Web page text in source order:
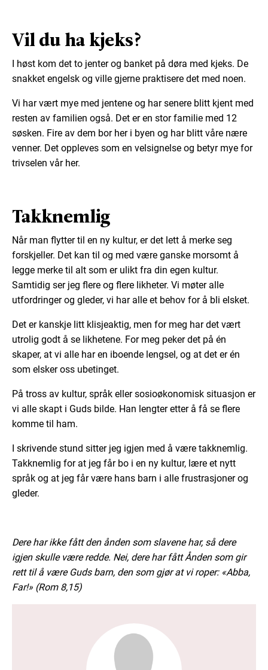
Vil du ha kjeks?
I høst kom det to jenter og banket på døra med kjeks. De
snakket engelsk og ville gjerne praktisere det med noen.
Vi har vært mye med jentene og har senere blitt kjent med
resten av familien også. Det er en stor familie med 12
søsken. Fire av dem bor her i byen og har blitt våre nære
venner. Det oppleves som en velsignelse og betyr mye for
trivselen vår her.
Takknemlig
Når man flytter til en ny kultur, er det lett å merke seg
forskjeller. Det kan til og med være ganske morsomt å
legge merke til alt som er ulikt fra din egen kultur.
Samtidig ser jeg flere og flere likheter. Vi møter alle
utfordringer og gleder, vi har alle et behov for å bli elsket.
Det er kanskje litt klisjeaktig, men for meg har det vært
utrolig godt å se likhetene. For meg peker det på én
skaper, at vi alle har en iboende lengsel, og at det er én
som elsker oss ubetinget.
På tross av kultur, språk eller sosioøkonomisk situasjon er
vi alle skapt i Guds bilde. Han lengter etter å få se flere
komme til ham.
I skrivende stund sitter jeg igjen med å være takknemlig.
Takknemlig for at jeg får bo i en ny kultur, lære et nytt
språk og at jeg får være hans barn i alle frustrasjoner og
gleder.
Dere har ikke fått den ånden som slavene har, så dere
igjen skulle være redde. Nei, dere har fått Ånden som gir
rett til å være Guds barn, den som gjør at vi roper: «Abba,
Far!» (Rom 8,15)